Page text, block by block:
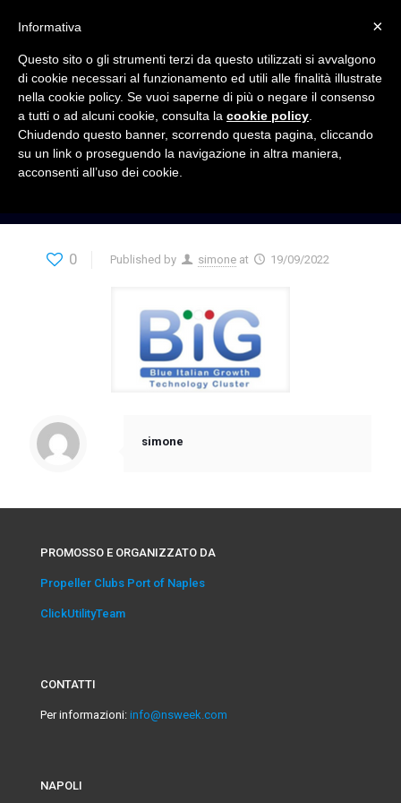
0 Published by simone at 19/09/2022
simone
PROMOSSO E ORGANIZZATO DA
Propeller Clubs Port of Naples
ClickUtilityTeam
CONTATTI
Per informazioni: info@nsweek.com
NAPOLI
×
Informativa
Questo sito o gli strumenti terzi da questo utilizzati si avvalgono
di cookie necessari al funzionamento ed utili alle finalità illustrate
nella cookie policy. Se vuoi saperne di più o negare il consenso
a tutti o ad alcuni cookie, consulta la cookie policy
Chiudendo questo banner, scorrendo questa pagina, cliccando
su un link o proseguendo la navigazione in altra maniera,
acconsenti all’uso dei cookie.